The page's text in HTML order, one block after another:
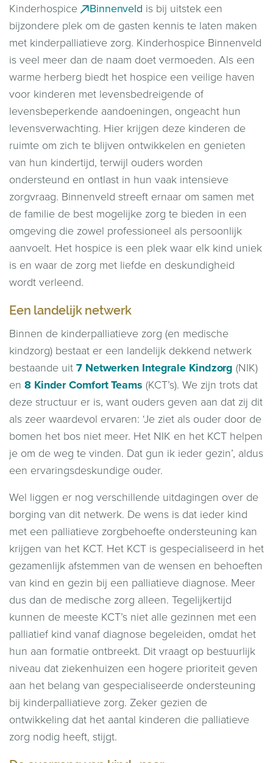
Kinderhospice
Binnenveld is bij uitstek een
bijzondere plek om de gasten kennis te laten maken
met kinderpalliatieve zorg. Kinderhospice Binnenveld
is veel meer dan de naam doet vermoeden. Als een
warme herberg biedt het hospice een veilige haven
voor kinderen met levensbedreigende of
levensbeperkende aandoeningen, ongeacht hun
levensverwachting. Hier krijgen deze kinderen de
ruimte om zich te blijven ontwikkelen en genieten
van hun kindertijd, terwijl ouders worden
ondersteund en ontlast in hun vaak intensieve
zorgvraag. Binnenveld streeft ernaar om samen met
de familie de best mogelijke zorg te bieden in een
omgeving die zowel professioneel als persoonlijk
aanvoelt. Het hospice is een plek waar elk kind uniek
is en waar de zorg met liefde en deskundigheid
wordt verleend.
Een landelijk netwerk
Binnen de kinderpalliatieve zorg (en medische
kindzorg) bestaat er een landelijk dekkend netwerk
bestaande uit7 Netwerken Integrale Kindzorg (NIK)
en 8 Kinder Comfort Teams (KCT’s). We zijn trots dat
deze structuur er is, want ouders geven aan dat zij dit
als zeer waardevol ervaren: ‘Je ziet als ouder door de
bomen het bos niet meer. Het NIK en het KCT helpen
je om de weg te vinden. Dat gun ik ieder gezin’, aldus
een ervaringsdeskundige ouder.
Wel liggen er nog verschillende uitdagingen over de
borging van dit netwerk. De wens is dat ieder kind
met een palliatieve zorgbehoefte ondersteuning kan
krijgen van het KCT. Het KCT is gespecialiseerd in het
gezamenlijk afstemmen van de wensen en behoeften
van kind en gezin bij een palliatieve diagnose. Meer
dus dan de medische zorg alleen. Tegelijkertijd
kunnen de meeste KCT’s niet alle gezinnen met een
palliatief kind vanaf diagnose begeleiden, omdat het
hun aan formatie ontbreekt. Dit vraagt op bestuurlijk
niveau dat ziekenhuizen een hogere prioriteit geven
aan het belang van gespecialiseerde ondersteuning
bij kinderpalliatieve zorg. Zeker gezien de
ontwikkeling dat het aantal kinderen die palliatieve
zorg nodig heeft, stijgt.